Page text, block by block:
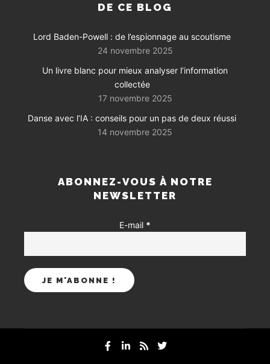
DE CE BLOG
Lord Baden-Powell : de l’espionnage au scoutisme
24 novembre 2025
Un livre blanc pour mieux analyser l’information
collectée
17 novembre 2025
Danse avec l’IA : conseils pour un pas de deux réussi
14 novembre 2025
ABONNEZ-VOUS À NOTRE
NEWSLETTER
E-mail *